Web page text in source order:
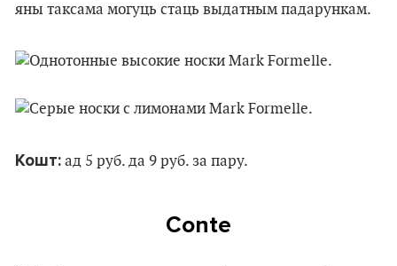
яны таксама могуць стаць выдатным падарункам.
Кошт: ад 5 руб. да 9 руб. за пару.
Conte